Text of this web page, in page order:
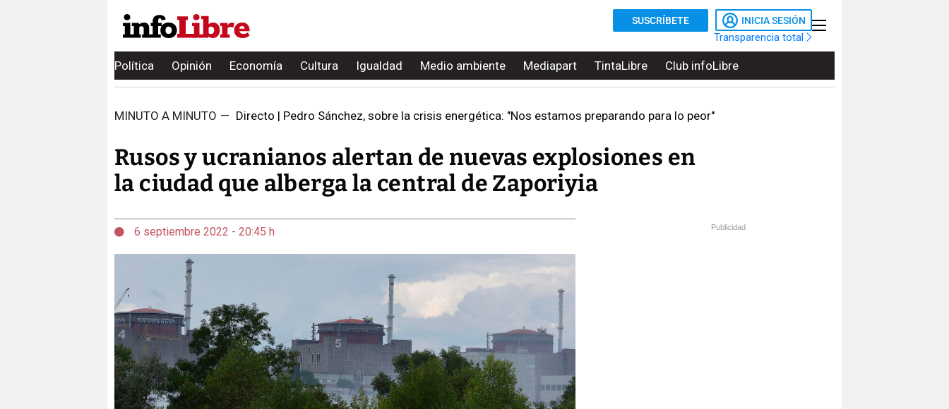
SUSCRÍBETE INICIA SESIÓN
Transparencia total
Política Opinión Economía Cultura Igualdad Medio ambiente Mediapart TintaLibre Club infoLibre
MINUTO A MINUTO — Directo | Pedro Sánchez, sobre la crisis energética: "Nos estamos preparando para lo peor"
Rusos y ucranianos alertan de nuevas explosiones en
la ciudad que alberga la central de Zaporiyia
6 septiembre 2022 - 20:45 h Publicidad